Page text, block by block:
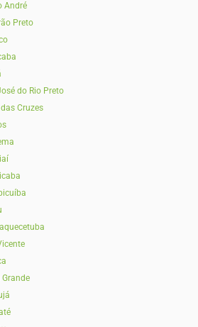
André
Preto
do Rio Preto
Cruzes